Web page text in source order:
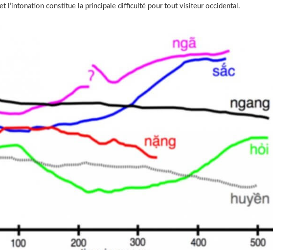
et l’intonation constitue la principale difficulté pour tout visiteur occidental.